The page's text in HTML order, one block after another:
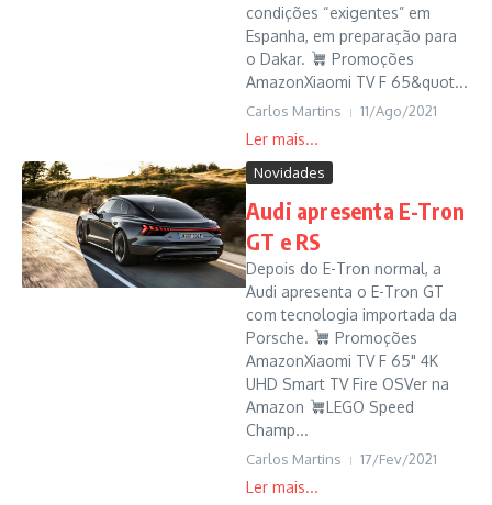
condições “exigentes” em
Espanha, em preparação para
o Dakar.
Promoções
AmazonXiaomi TV F 65&quot...
Carlos Martins 11/Ago/2021
Novidades
Audi apresenta E-Tron
GT e RS
Depois do E-Tron normal, a
Audi apresenta o E-Tron GT
com tecnologia importada da
Porsche.
Promoções
AmazonXiaomi TV F 65" 4K
UHD Smart TV Fire OSVer na
Amazon
LEGO Speed
Champ...
Carlos Martins 17/Fev/2021